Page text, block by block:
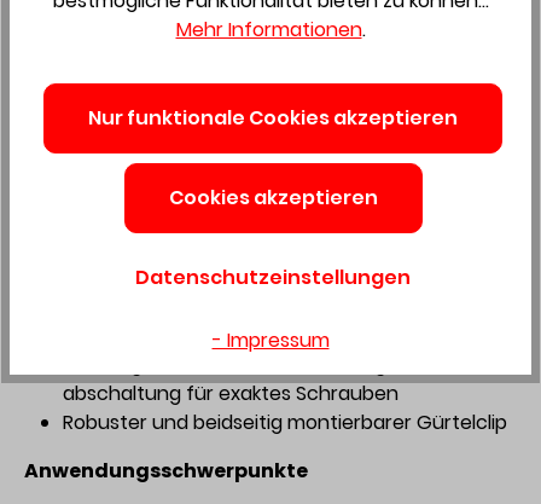
Rechtslauf – nicht mehr störend in den
Griffbereich des Linkshänders hineinragt (nur in
möglich)
Der CXS 18 kommt im praktischen
Deckelfachsystainer³ für schnellen Zugriff auf
Bohr- und Schraubzubehör
Einfach mobil: Der CXS 18 kommt im praktischen
Transport von der Werkstatt bis zur Baustelle
integriert werden
abschaltung für exaktes Schrauben
Robuster und beidseitig montierbarer Gürtelclip
Anwendungsschwerpunkte
Mehr Informationen.
Nur funktionale Cookies akzeptieren
Cookies akzeptieren
Datenschutzeinstellungen
- Impressum